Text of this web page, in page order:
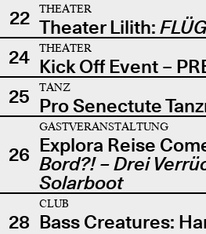
22
THEATER
Theater Lilith:
24
THEATER
Kick Off Event –
25
TANZ
Pro Senectute
26
GASTVERANSTALTUNG
Explora Reise
Bord?! – Drei
Solarboot
28
CLUB
Bass Creatures: